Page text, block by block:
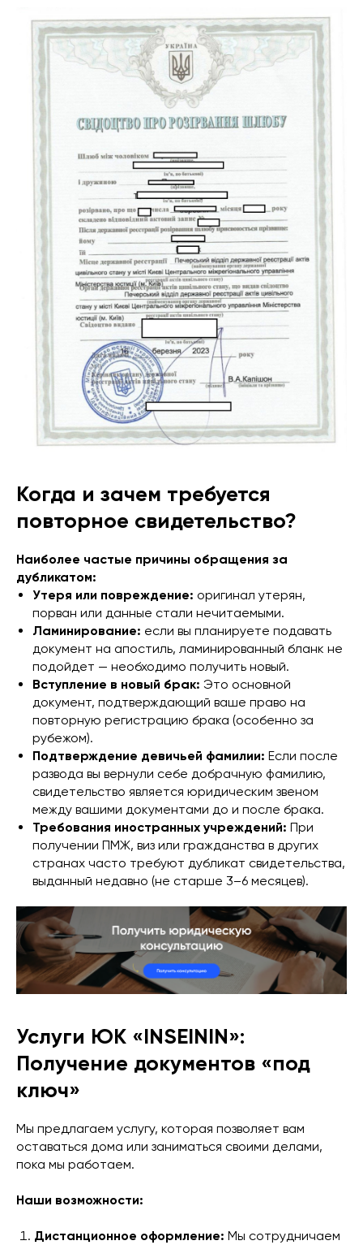
Когда и зачем требуется
повторное свидетельство?
Наиболее частые причины обращения за
дубликатом:
Утеря или повреждение: оригинал утерян,
порван или данные стали нечитаемыми.
Ламинирование: если вы планируете подавать
документ на апостиль, ламинированный бланк не
подойдет — необходимо получить новый.
Вступление в новый брак: Это основной
документ, подтверждающий ваше право на
повторную регистрацию брака (особенно за
рубежом).
Подтверждение девичьей фамилии: Если после
развода вы вернули себе добрачную фамилию,
свидетельство является юридическим звеном
между вашими документами до и после брака.
Требования иностранных учреждений: При
получении ПМЖ, виз или гражданства в других
странах часто требуют дубликат свидетельства,
выданный недавно (не старше 3–6 месяцев).
Услуги ЮК «INSEININ»:
Получение документов «под
ключ»
Мы предлагаем услугу, которая позволяет вам
оставаться дома или заниматься своими делами,
пока мы работаем.
Наши возможности:
Дистанционное оформление: Мы сотрудничаем